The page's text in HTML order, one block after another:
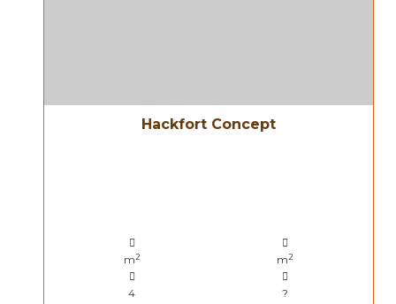
Hackfort Concept
m2 m2
4 ?